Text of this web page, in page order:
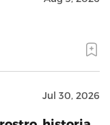
Jul 30, 2026